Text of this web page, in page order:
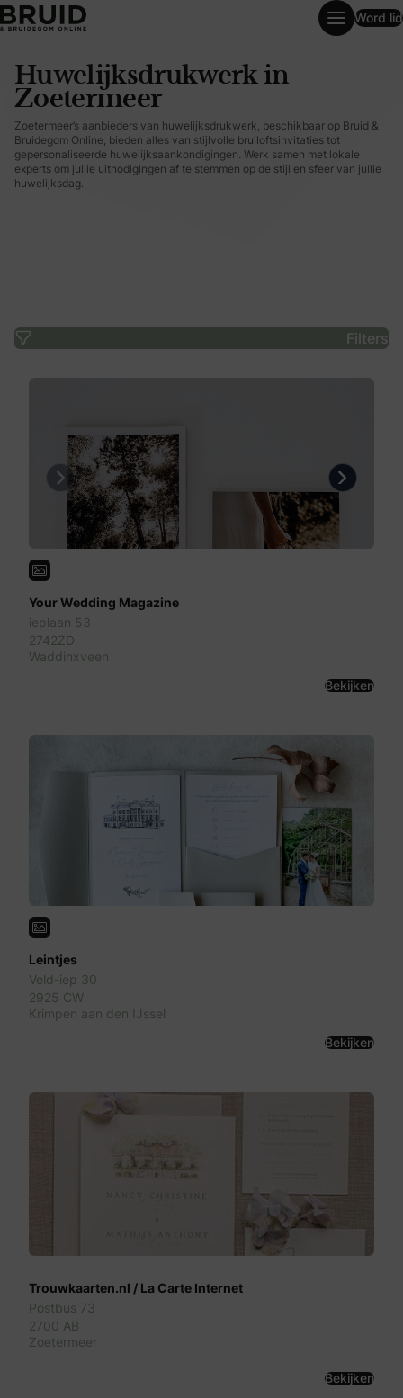
Word lid
Huwelijksdrukwerk in
Zoetermeer
Zoetermeer’s aanbieders van huwelijksdrukwerk, beschikbaar op Bruid &
Bruidegom Online, bieden alles van stijlvolle bruiloftsinvitaties tot
gepersonaliseerde huwelijksaankondigingen. Werk samen met lokale
experts om jullie uitnodigingen af te stemmen op de stijl en sfeer van jullie
huwelijksdag.
Filters
Previous Next
Your Wedding Magazine
ieplaan 53
2742ZD
Waddinxveen
Bekijken
Leintjes
Veld-iep 30
2925 CW
Krimpen aan den IJssel
Bekijken
Trouwkaarten.nl / La Carte Internet
Postbus 73
2700 AB
Zoetermeer
Bekijken